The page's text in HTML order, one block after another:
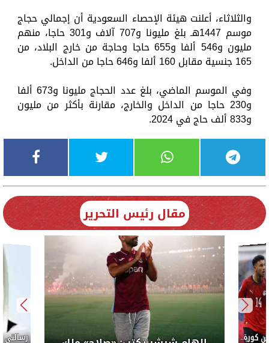
والثلاثاء، أعلنت هيئة الإحصاء السعودية أن إجمالي حجاج
موسم 1447هـ بلغ مليونا و707 آلاف و301 حاجا، منهم
مليون و546 ألفا و655 حاجا وحاجة من خارج البلاد، من
165 جنسية مقابل 160 ألفا و646 حاجا من الداخل.
وفي الموسم الماضي، بلغ عدد الحجاج مليونا و673 ألفا
و230 حاجا من الداخل والخارج، مقارنة بأكثر من مليون
و833 ألف حاج في 2024.
مقال رئيس التحرير